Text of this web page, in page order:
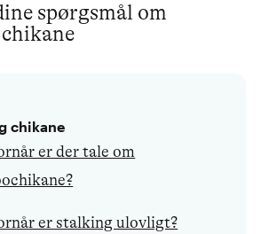
spørgsmål om
chikane
er der tale om
er stalking ulovligt?